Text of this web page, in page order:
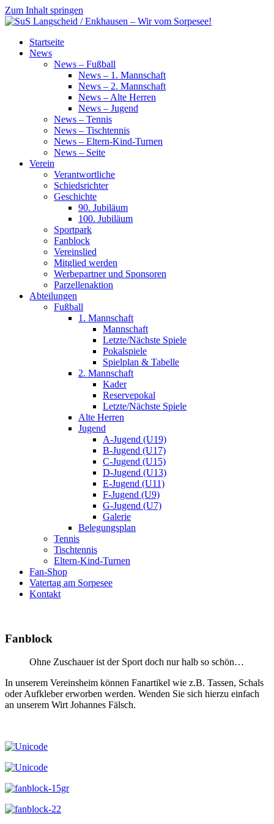
Zum Inhalt springen
SuS
Langscheid
Startseite
News
News – Fußball
News – 1. Mannschaft
News – 2. Mannschaft
News – Alte Herren
News – Jugend
News – Tennis
News – Tischtennis
News – Eltern-Kind-Turnen
News – Seite
Verein
Verantwortliche
Schiedsrichter
Geschichte
90. Jubiläum
100. Jubiläum
Sportpark
Fanblock
Vereinslied
Mitglied werden
Werbepartner und Sponsoren
Parzellenaktion
Abteilungen
Fußball
1. Mannschaft
Mannschaft
Letzte/Nächste Spiele
Pokalspiele
Spielplan & Tabelle
2. Mannschaft
Kader
Reservepokal
Letzte/Nächste Spiele
Alte Herren
Jugend
A-Jugend (U19)
B-Jugend (U17)
C-Jugend (U15)
D-Jugend (U13)
E-Jugend (U11)
F-Jugend (U9)
G-Jugend (U7)
Galerie
Belegungsplan
Tennis
Tischtennis
Eltern-Kind-Turnen
Fan-Shop
Vatertag am Sorpesee
Kontakt
Fanblock
Ohne Zuschauer ist der Sport doch nur halb so schön…
In unserem Vereinsheim können Fanartikel wie z.B. Tassen, Schals
oder Aufkleber erworben werden. Wenden Sie sich hierzu einfach
an unserem Wirt Johannes Fälsch.